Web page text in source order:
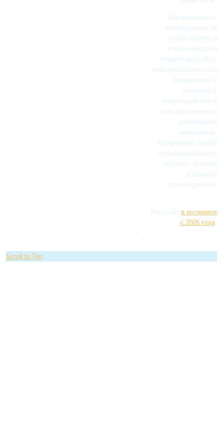
Все материалы,
размещенные на
сайте являются
собственностью
владельцев сайта,
либо собственностью
организаций, с
которыми у
владельцев сайта
есть соглашение о
размещении
материалов.
Копирование любой
информации может
повлечь за собой
уголовное
преследование.
Наш сайт в интернете
с 2005 года.
Scroll to Top